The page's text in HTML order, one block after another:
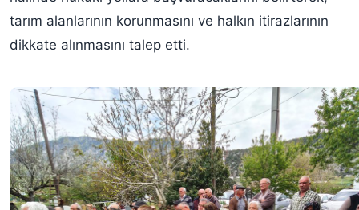
tarım alanlarının korunmasını ve halkın itirazlarının
dikkate alınmasını talep etti.